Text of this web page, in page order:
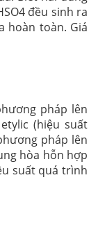
đều sinh ra
hoàn toàn. Giá
pháp lên
(hiệu suất
pháp lên
hòa hỗn hợp
suất quá trình